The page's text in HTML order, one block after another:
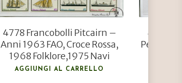
4778 Francobolli Pitcairn –
Anni 1963 FAO, Croce Rossa,
1968 Folklore,1975 Navi
AGGIUNGI AL CARRELLO
4775
Penhryn